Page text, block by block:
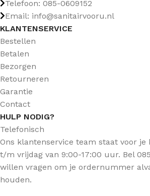
Telefoon: 085-0609152
Email: info@sanitairvooru.nl
KLANTENSERVICE
Bestellen
Betalen
Bezorgen
Retourneren
Garantie
Contact
HULP NODIG?
Telefonisch
Ons klantenservice team staat voor je
t/m vrijdag van 9:00-17:00 uur. Bel
willen vragen om je ordernummer
houden.